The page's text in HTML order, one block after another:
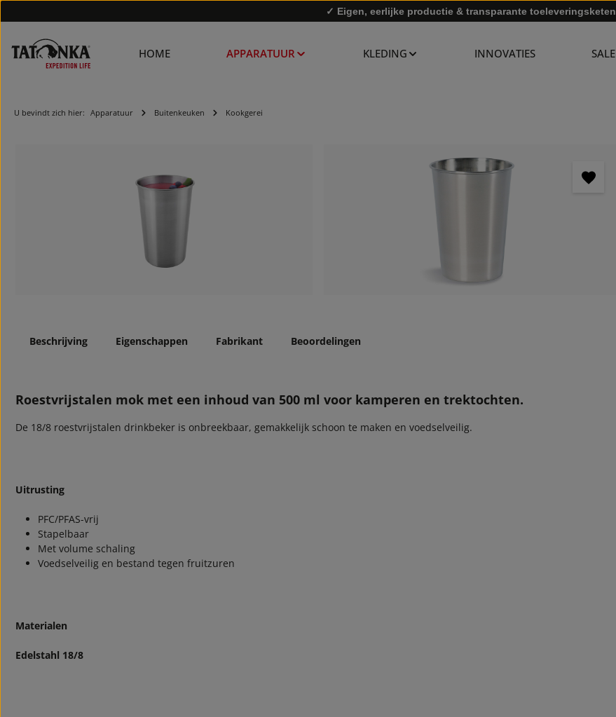
✓ Eigen, eerlijke productie & transparante toeleveringsketen
HOME APPARATUUR KLEDING INNOVATIES SALE
U bevindt zich hier: Apparatuur Buitenkeuken Kookgerei
Beschrijving Eigenschappen Fabrikant Beoordelingen
Roestvrijstalen mok met een inhoud van 500 ml voor kamperen en trektochten.
De 18/8 roestvrijstalen drinkbeker is onbreekbaar, gemakkelijk schoon te maken en voedselveilig.
Uitrusting
PFC/PFAS-vrij
Stapelbaar
Met volume schaling
Voedselveilig en bestand tegen fruitzuren
Materialen
Edelstahl 18/8